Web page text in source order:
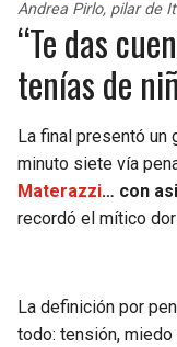
Andrea Pirlo, pilar de
“Te das
tenías de
La final presentó un
minuto siete vía
Materazzi… con
recordó el mítico
La definición por
todo: tensión, miedo